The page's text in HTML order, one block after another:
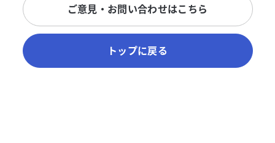
ご意見・お問い合わせはこちら
トップに戻る